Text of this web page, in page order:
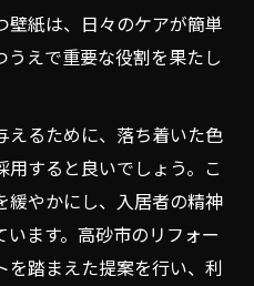
リフォーム適用範囲と
の賢い組み合わせ方
フォーム補助金活用法
活用した壁紙改修の流
申請を成功させるコツ
紙は、日々のケアが簡単
えで重要な役割を果たし
えるために、落ち着いた色
すると良いでしょう。こ
緩やかにし、入居者の精神
ます。高砂市のリフォー
を踏まえた提案を行い、利